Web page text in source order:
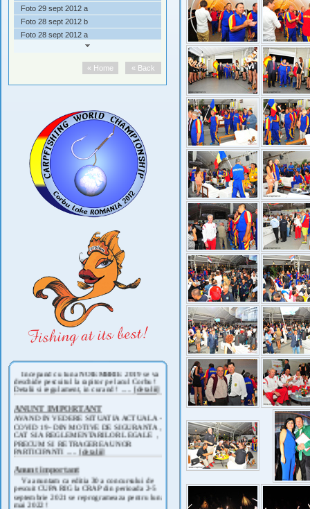
Foto 29 sept 2012 a
Foto 28 sept 2012 b
Foto 28 sept 2012 a
Foto 27 sept 2012 b
Foto 27 sept 2012 a
Foto 26 sept 2012 b
Foto 26 sept 2012 a
Foto 25 sept 2012
« Back
« Home
Taxe de pescuit 2025
Ø Taxa de pescuit pe pista de
concurs (EC 2) este de 170 RON
/pers/24 ore, 40 RON insotitor/24 ore sau 100
RON /pers/12 or .....
[detalii]
IN ATENTIA PESCARILOR !
Detalii si regulament, in curand ! .....[detalii]
ANUNT IMPORTANT
AVAND IN VEDERE SITUATIA ACTUALA -
COVID 19- DIN MOTIVE DE SIGURANTA ,
CAT SI A REGLEMENTARILOR LEGALE ,
PRECUM SI RETRAGEREA UNOR
PARTICIPANTI .....[detalii]
Anunt important
Va anuntam ca editia 30 a concursului de
pescuit CUPA RIG la CRAP din perioada 2-5
septembrie 2021 se reprogrameaza pentru luna
mai 2022 !
Avansul in .....[detalii]